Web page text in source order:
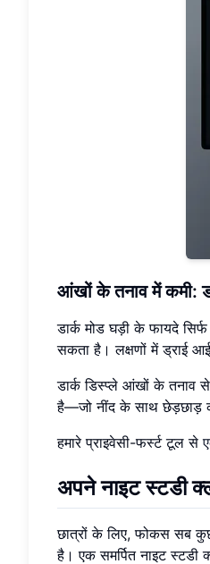
आंखों के तनाव में कमी:
डार्क मोड घड़ी के फायदे
सकता है। लक्षणों में ड्राई
डार्क डिस्प्ले आंखों के
है—जो नींद के साथ छेड़छाड़
हमारे प्राइवेसी-फर्स्ट टूल से
अपने नाइट स्टडी
छात्रों के लिए, फोकस सब
है। एक समर्पित नाइट स्टडी